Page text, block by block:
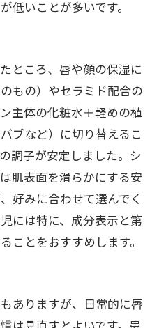
低いことが多いです。
ところ、唇や顔の保湿に
もの）やセラミド配合の
主体の化粧水＋軽めの植
ブなど）に切り替えるこ
調子が安定しました。シ
肌表面を滑らかにする安
好みに合わせて選んでく
には特に、成分表示と第
ことをおすすめします。
ありますが、日常的に唇